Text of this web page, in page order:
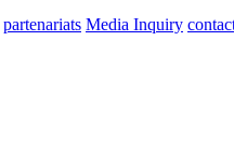
partenariats Media Inquiry